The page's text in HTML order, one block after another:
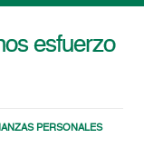
esfuerzo
PERSONALES